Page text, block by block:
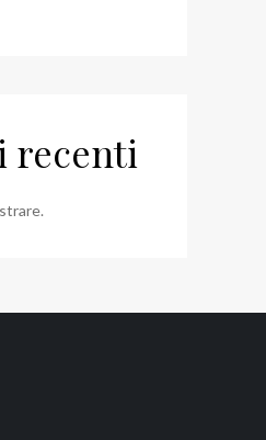
recenti